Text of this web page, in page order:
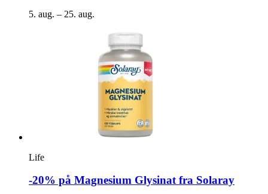
5. aug. – 25. aug.
Life
-20% på Magnesium Glysinat fra Solaray